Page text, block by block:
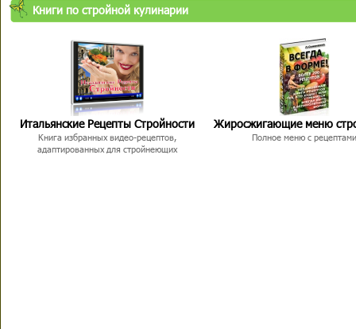
Книги по стройной кулинарии
Итальянские Рецепты Стройности
Книга избранных видео-рецептов,
адаптированных для стройнеющих
Жиросжигающие меню
Полное меню с рецептами